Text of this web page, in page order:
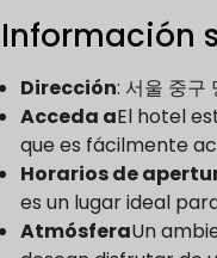
Información
Dirección: 서울 중구
Acceda aEl hotel
que es fácilmente
Horarios de
es un lugar ideal
AtmósferaUn